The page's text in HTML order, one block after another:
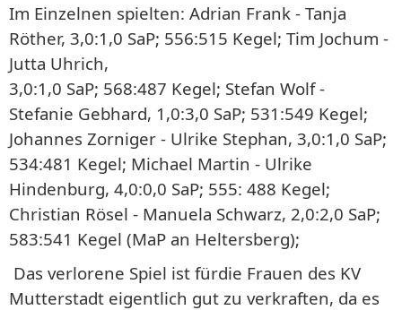
Im Einzelnen spielten: Adrian Frank - Tanja
Röther, 3,0:1,0 SaP; 556:515 Kegel; Tim Jochum -
Jutta Uhrich,
3,0:1,0 SaP; 568:487 Kegel; Stefan Wolf -
Stefanie Gebhard, 1,0:3,0 SaP; 531:549 Kegel;
Johannes Zorniger - Ulrike Stephan, 3,0:1,0 SaP;
534:481 Kegel; Michael Martin - Ulrike
Hindenburg, 4,0:0,0 SaP; 555: 488 Kegel;
Christian Rösel - Manuela Schwarz, 2,0:2,0 SaP;
583:541 Kegel (MaP an Heltersberg);
Das verlorene Spiel ist fürdie Frauen des KV
Mutterstadt eigentlich gut zu verkraften, da es